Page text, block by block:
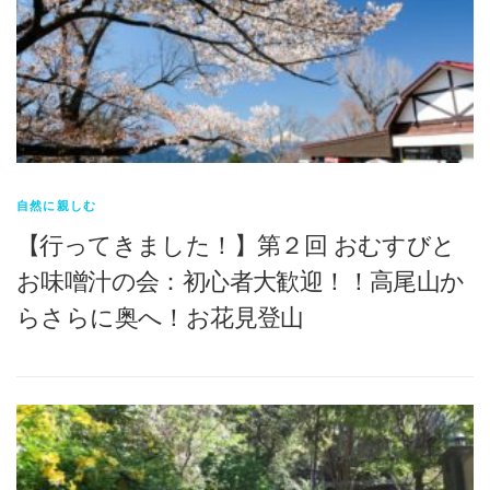
自然に親しむ
【行ってきました！】第２回 おむすびと
お味噌汁の会：初心者大歓迎！！高尾山か
らさらに奥へ！お花見登山